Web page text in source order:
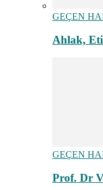
GEÇEN
Ahlak,
GEÇEN
Prof. Dr